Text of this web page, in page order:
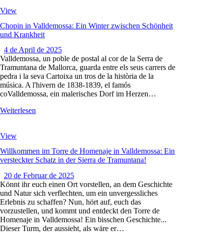
View
Chopin in Valldemossa: Ein Winter zwischen Schönheit
und Krankheit
4 de April de 2025
Valldemossa, un poble de postal al cor de la Serra de
Tramuntana de Mallorca, guarda entre els seus carrers de
pedra i la seva Cartoixa un tros de la història de la
música. A l'hivern de 1838-1839, el famós
coValldemossa, ein malerisches Dorf im Herzen…
Weiterlesen
View
Willkommen im Torre de Homenaje in Valldemossa: Ein
versteckter Schatz in der Sierra de Tramuntana!
20 de Februar de 2025
Könnt ihr euch einen Ort vorstellen, an dem Geschichte
und Natur sich verflechten, um ein unvergessliches
Erlebnis zu schaffen? Nun, hört auf, euch das
vorzustellen, und kommt und entdeckt den Torre de
Homenaje in Valldemossa! Ein bisschen Geschichte...
Dieser Turm, der aussieht, als wäre er…